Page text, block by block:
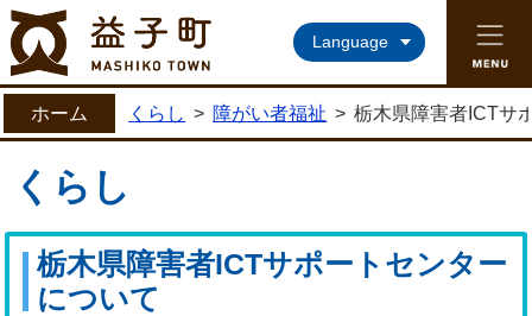
益子町ホームページ
Language
ホーム くらし > 障がい者福祉 > 栃木県障害者ICTサ
くらし
栃木県障害者ICTサポートセンター
について